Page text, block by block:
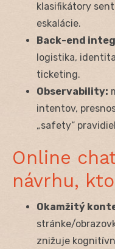
klasifikátory
eskalácie.
Back-end
logistika,
ticketing.
Observability:
intentov,
„safety“
Online
návrhu,
Okamžitý
stránke/
znižuje